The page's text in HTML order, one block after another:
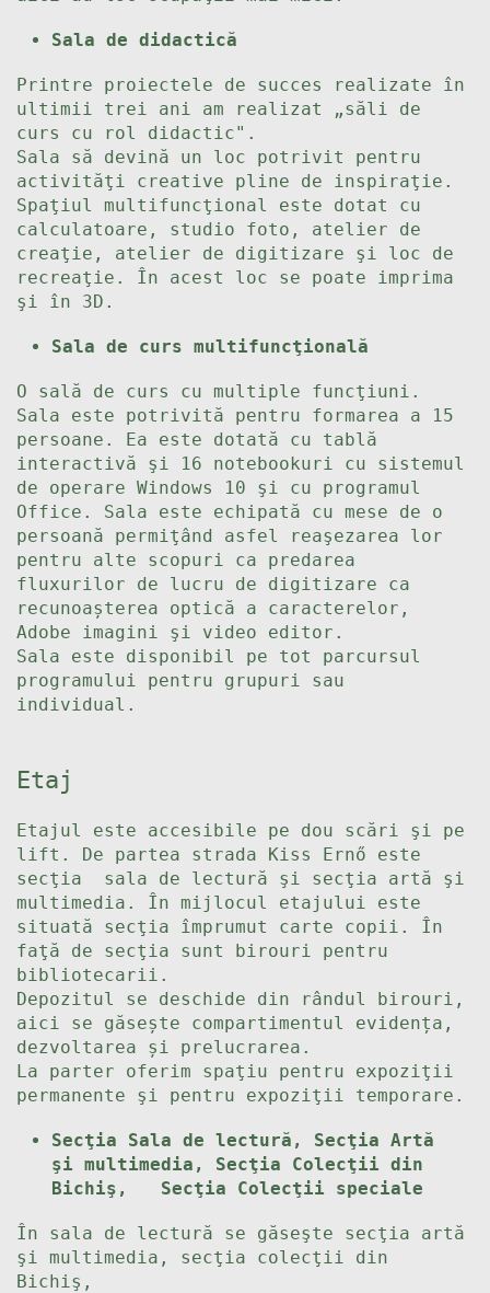
Sala de didactică
Printre proiectele de succes realizate în
ultimii trei ani am realizat „săli de
curs cu rol didactic".
Sala să devină un loc potrivit pentru
activităţi creative pline de inspiraţie.
Spaţiul multifuncţional este dotat cu
calculatoare, studio foto, atelier de
creaţie, atelier de digitizare şi loc de
recreaţie. În acest loc se poate imprima
şi în 3D.
Sala de curs multifuncţională
O sală de curs cu multiple funcţiuni.
Sala este potrivită pentru formarea a 15
persoane. Ea este dotată cu tablă
interactivă şi 16 notebookuri cu sistemul
de operare Windows 10 şi cu programul
Office. Sala este echipată cu mese de o
persoană permiţând asfel reaşezarea lor
pentru alte scopuri ca predarea
fluxurilor de lucru de digitizare ca
recunoașterea optică a caracterelor,
Adobe imagini şi video editor.
Sala este disponibil pe tot parcursul
programului pentru grupuri sau
individual.
Etaj
Etajul este accesibile pe dou scări şi pe
lift. De partea strada Kiss Ernő este
secţia sala de lectură şi secţia artă şi
multimedia. În mijlocul etajului este
situată secţia împrumut carte copii. În
faţă de secţia sunt birouri pentru
bibliotecarii.
Depozitul se deschide din rândul birouri,
aici se găsește compartimentul evidența,
dezvoltarea și prelucrarea.
La parter oferim spaţiu pentru expoziţii
permanente şi pentru expoziţii temporare.
Secţia Sala de lectură, Secţia Artă
şi multimedia, Secţia Colecţii din
Bichiş, Secţia Colecţii speciale
În sala de lectură se găseşte secţia artă
şi multimedia, secţia colecţii din
Bichiş,